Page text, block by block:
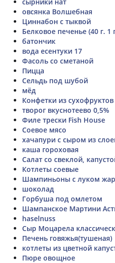
овсянка Волшебная
Циннабон с тыквой
Белковое печенье (40 г. 1
батончик
вода есентуки 17
Фасоль со сметаной
Пицца
Сельдь под шубой
мёд
Конфетки из сухофруктов
творог вкуснотеево 0,5%
Филе трески Fish House
Соевое мясо
хачапури с сыром из
каша гороховая
Салат со свеклой,
Котлеты соевые
Шампиньоны с луком
шоколад
Горбуша под омлетом
Шампанское Мартини
haselnuss
Сыр Моцарела
Печень говяжья(тушеная)
котлеты из цветной
Пюре овощное